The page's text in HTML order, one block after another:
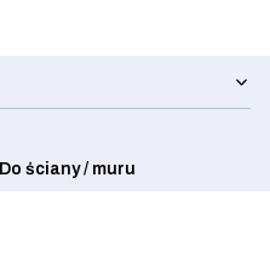
Do ściany / muru